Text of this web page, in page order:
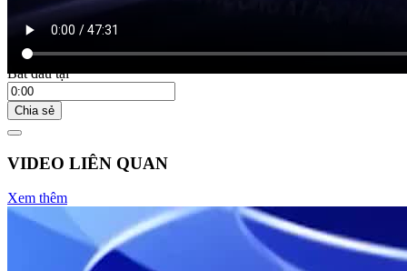
Bắt đầu tại
Chia sẻ
VIDEO LIÊN QUAN
Xem thêm